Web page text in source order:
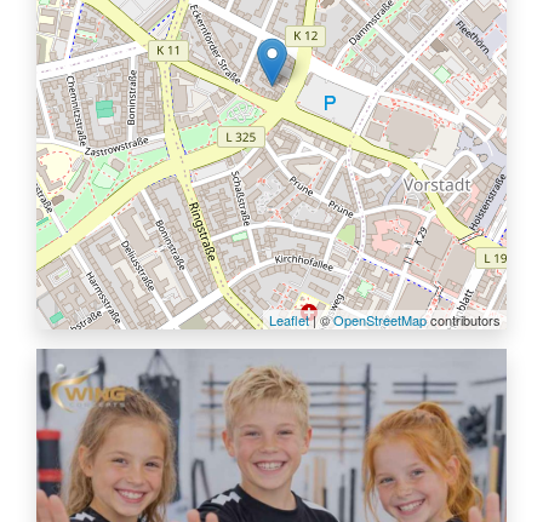
Leaflet| ©OpenStreetMapcontributors